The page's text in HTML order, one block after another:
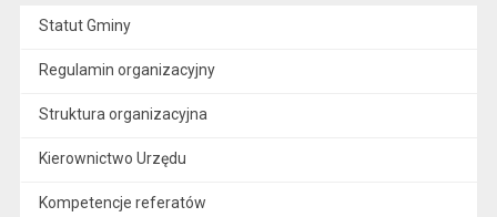
Statut Gminy
Regulamin organizacyjny
Struktura organizacyjna
Kierownictwo Urzędu
Kompetencje referatów